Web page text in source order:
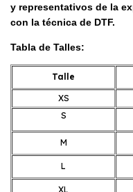
y representativos de la
con la técnica de DTF.
Tabla de Talles:
Talle
XS
S
M
L
XL